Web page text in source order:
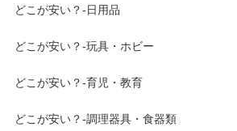
どこが安い？-日用品
どこが安い？-玩具・ホビー
どこが安い？-育児・教育
どこが安い？-調理器具・食器類